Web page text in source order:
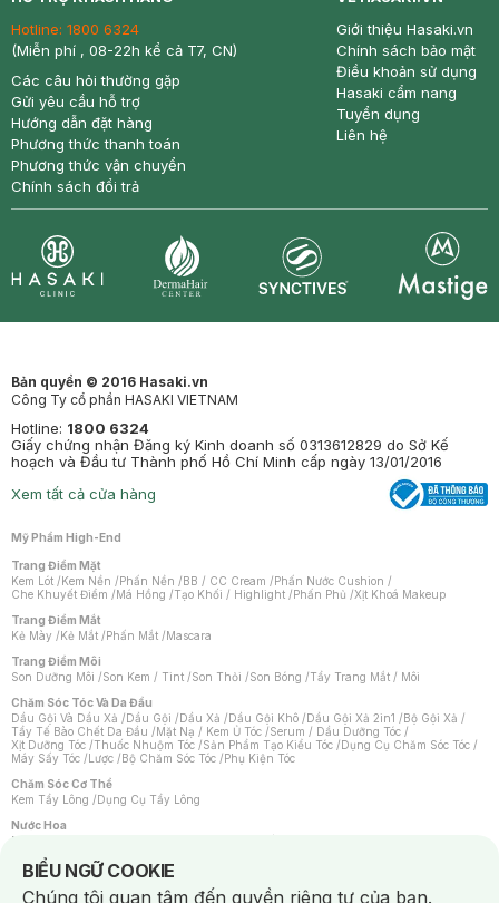
Hotline: 1800 6324
(Miễn phí , 08-22h kể cả T7, CN)
Các câu hỏi thường gặp
Gửi yêu cầu hỗ trợ
Hướng dẫn đặt hàng
Phương thức thanh toán
Phương thức vận chuyển
Chính sách đổi trả
Giới thiệu Hasaki.vn
Chính sách bảo mật
Điều khoản sử dụng
Hasaki cẩm nang
Tuyển dụng
Liên hệ
Bản quyền © 2016 Hasaki.vn
Công Ty cổ phần HASAKI VIETNAM
Hotline: 1800 6324
Giấy chứng nhận Đăng ký Kinh doanh số 0313612829 do Sở Kế
hoạch và Đầu tư Thành phố Hồ Chí Minh cấp ngày 13/01/2016
Xem tất cả cửa hàng
Mỹ Phẩm High-End
Trang Điểm Mặt
Kem Lót /Kem Nền /Phấn Nền /BB / CC Cream /Phấn Nước Cushion /
Che Khuyết Điểm /Má Hồng /Tạo Khối / Highlight /Phấn Phủ /Xịt Khoá Makeup
Trang Điểm Mắt
Kẻ Mày /Kẻ Mắt /Phấn Mắt /Mascara
Trang Điểm Môi
Son Dưỡng Môi /Son Kem / Tint /Son Thỏi /Son Bóng /Tẩy Trang Mắt / Môi
Chăm Sóc Tóc Và Da Đầu
Dầu Gội Và Dầu Xả /Dầu Gội /Dầu Xả /Dầu Gội Khô /Dầu Gội Xả 2in1 /Bộ Gội Xả /
Tẩy Tế Bào Chết Da Đầu /Mặt Nạ / Kem Ủ Tóc /Serum / Dầu Dưỡng Tóc /
Xịt Dưỡng Tóc /Thuốc Nhuộm Tóc /Sản Phẩm Tạo Kiểu Tóc /Dụng Cụ Chăm Sóc Tóc /
Máy Sấy Tóc /Lược /Bộ Chăm Sóc Tóc /Phụ Kiện Tóc
Chăm Sóc Cơ Thể
Kem Tẩy Lông /Dụng Cụ Tẩy Lông
Nước Hoa
Nước Hoa Nữ
Chăm Sóc Cá Nhân
Chống Muỗi /Khẩu Trang /Máy Massage/Mặt Nạ Xông Hơi /Nước Rửa Tay/
BIỂU NGỮ COOKIE
Notice about cookies usage
Chúng tôi quan tâm đến quyền riêng tư của bạn.